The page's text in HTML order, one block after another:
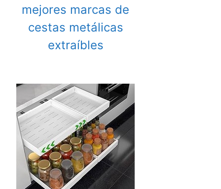
mejores marcas de
cestas metálicas
extraíbles